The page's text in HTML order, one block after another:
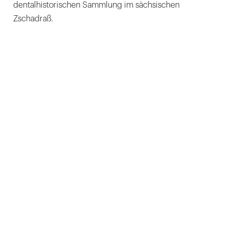
dentalhistorischen Sammlung im sächsischen
Zschadraß.